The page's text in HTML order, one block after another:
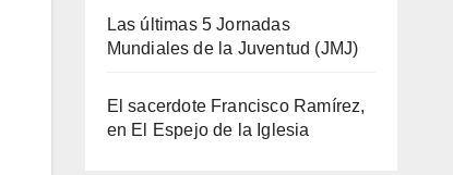
Las últimas 5 Jornadas
Mundiales de la Juventud (JMJ)
El sacerdote Francisco Ramírez,
en El Espejo de la Iglesia